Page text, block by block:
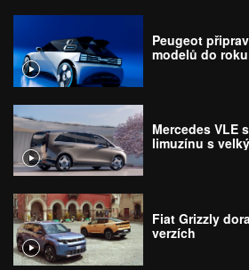
Peugeot
modelů do
Mercedes VLE
limuzínu s
Fiat Grizzly
verzích